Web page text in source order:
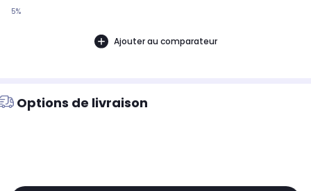
5%
Ajouter au comparateur
Options de livraison